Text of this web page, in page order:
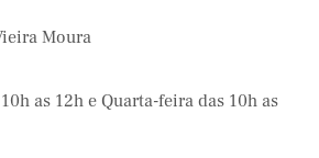
Moura
as 12h e Quarta-feira das 10h as